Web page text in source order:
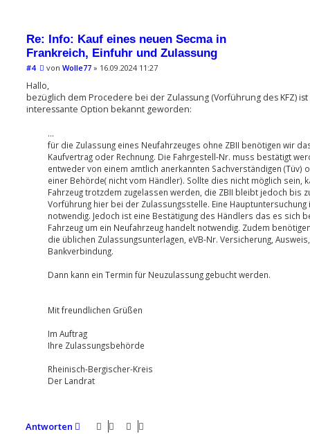
Re: Info: Kauf eines neuen Secma in
Frankreich, Einfuhr und Zulassung
#4
B
i
t
r
a
von Wolle77 » 16.09.2024 11:27
Hallo,
bezüglich dem Procedere bei der Zulassung (Vorführung des KFZ)
interessante Option bekannt geworden:
...
für die Zulassung eines Neufahrzeuges ohne ZBII benötigen wir
Kaufvertrag oder Rechnung. Die Fahrgestell-Nr. muss bestätigt
entweder von einem amtlich anerkannten Sachverständigen (Tüv)
einer Behörde( nicht vom Händler). Sollte dies nicht möglich sein,
Fahrzeug trotzdem zugelassen werden, die ZBII bleibt jedoch bis
Vorführung hier bei der Zulassungsstelle. Eine Hauptuntersuchung
notwendig. Jedoch ist eine Bestätigung des Händlers das es sich
Fahrzeug um ein Neufahrzeug handelt notwendig. Zudem
die üblichen Zulassungsunterlagen, eVB-Nr. Versicherung, Ausweis,
Bankverbindung.
Dann kann ein Termin für Neuzulassung gebucht werden.
Mit freundlichen Grüßen
Im Auftrag
Ihre Zulassungsbehörde
Rheinisch-Bergischer-Kreis
Der Landrat
Antworten